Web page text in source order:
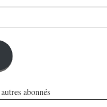
abonnés